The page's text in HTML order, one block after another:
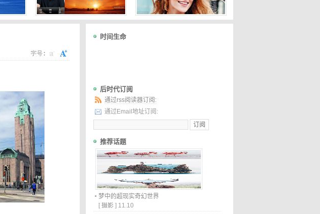
时间生命
后时代订阅
通过rss阅读器订阅:
通过Email地址订阅:
推荐话题
梦中的超现实奇幻世界
[ 摄影 ] 11.10